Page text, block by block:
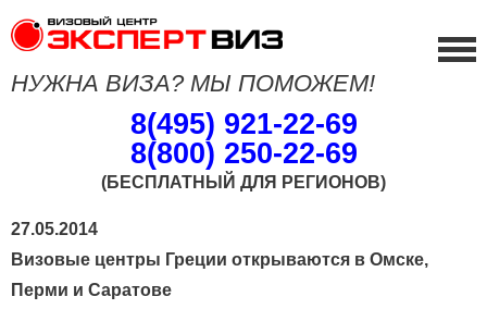
НУЖНА ВИЗА? МЫ ПОМОЖЕМ!
8(495) 921-22-69
8(800) 250-22-69
(БЕСПЛАТНЫЙ ДЛЯ РЕГИОНОВ)
27.05.2014
Визовые центры Греции открываются в Омске,
Перми и Саратове